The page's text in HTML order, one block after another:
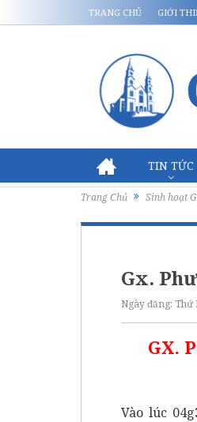
TRANG CHỦ GIỚI
TIN TỨC
Trang Chủ Sinh hoạt
Gx.
Ngày đăng: Thứ
GX.
Vào lúc